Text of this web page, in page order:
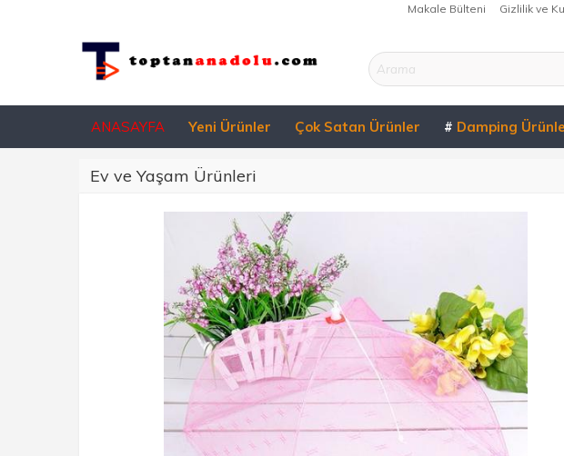
Gizlilik ve
Makale Bülteni
ANASAYFA Yeni Ürünler Çok Satan Ürünler # Damping
Ev ve Yaşam Ürünleri